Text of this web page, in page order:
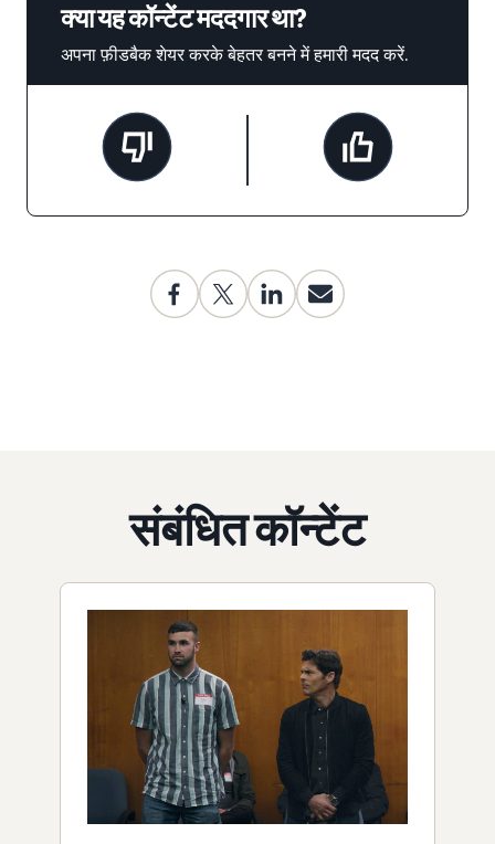
क्या यह कॉन्टेंट मददगार था?
अपना फ़ीडबैक शेयर करके बेहतर बनने में हमारी मदद करें.
संबंधित कॉन्टेंट